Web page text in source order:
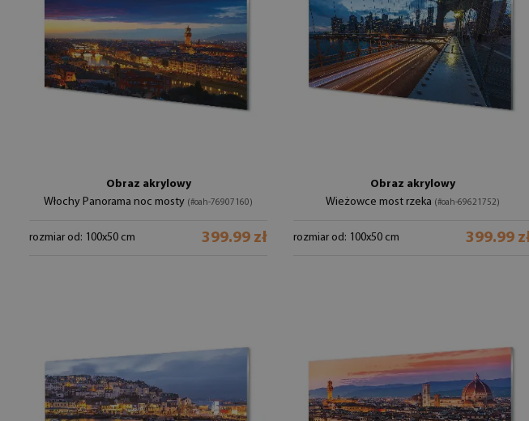
Obraz akrylowy
Włochy Panorama noc mosty (#oah-76907160)
rozmiar od: 100x50 cm 399.99 zł
Obraz akrylowy
Wieżowce most rzeka (#oah-69621752)
rozmiar od: 100x50 cm 399.99